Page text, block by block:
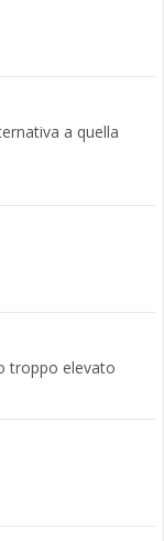
a quella
troppo elevato